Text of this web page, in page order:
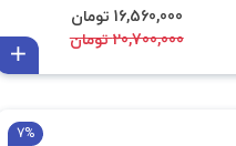
16,560,000 تومان
20,700,000 تومان
7%